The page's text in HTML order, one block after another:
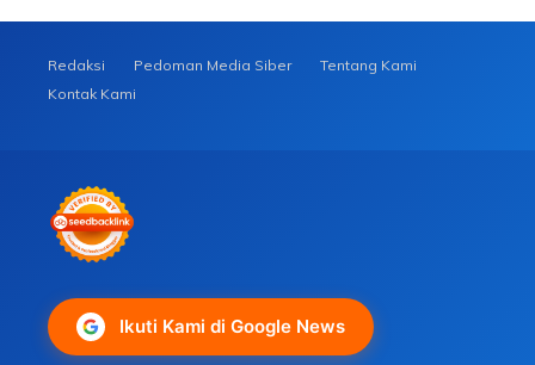
Redaksi Pedoman Media Siber
Tentang Kami
Kontak Kami
Ikuti Kami di Google News